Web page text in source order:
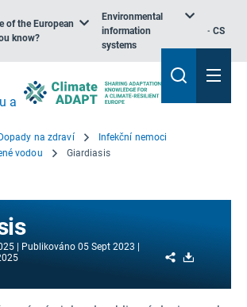
of the European
know?
Environmental
information
systems
CS
Dopady na zdraví
Infekční nemoci
vodou
Giardiasis
Publikováno 05 Sept 2023
Share